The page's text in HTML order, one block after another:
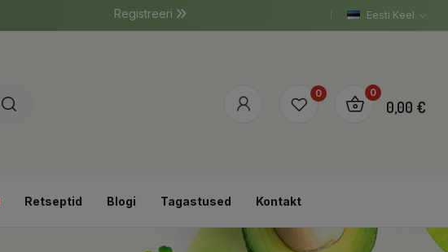
Eesti Keel
Registreeri
0 0
0,00 €
Retseptid Blogi Tagastused Kontakt